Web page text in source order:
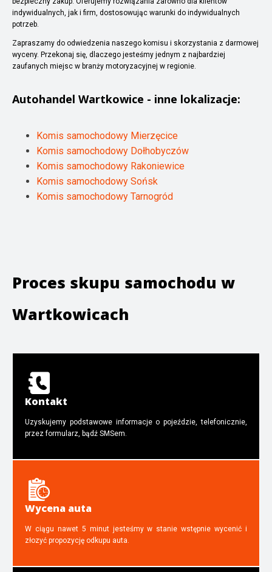
indywidualnych, jak i firm, dostosowując warunki do indywidualnych
potrzeb.
Zapraszamy do odwiedzenia naszego komisu i skorzystania z darmowej
wyceny. Przekonaj się, dlaczego jesteśmy jednym z najbardziej
zaufanych miejsc w branży motoryzacyjnej w regionie.
Autohandel Wartkowice - inne lokalizacje:
Komis samochodowy Mierzęcice
Komis samochodowy Dołhobyczów
Komis samochodowy Rakoniewice
Komis samochodowy Sońsk
Komis samochodowy Tarnogród
Proces skupu samochodu w
Wartkowicach
Kontakt
Uzyskujemy podstawowe informacje o pojeździe, telefonicznie,
przez formularz, bądź SMSem.
Wycena auta
W ciągu nawet 5 minut jesteśmy w stanie wstępnie wycenić i
złozyć propozycję odkupu auta.